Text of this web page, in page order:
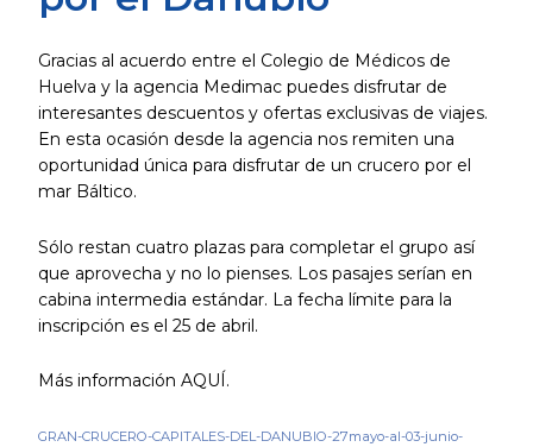
Gracias al acuerdo entre el Colegio de Médicos de
Huelva y la agencia Medimac puedes disfrutar de
interesantes descuentos y ofertas exclusivas de viajes.
En esta ocasión desde la agencia nos remiten una
oportunidad única para disfrutar de un crucero por el
mar Báltico.
Sólo restan cuatro plazas para completar el grupo así
que aprovecha y no lo pienses. Los pasajes serían en
cabina intermedia estándar. La fecha límite para la
inscripción es el 25 de abril.
Más información AQUÍ.
GRAN-CRUCERO-CAPITALES-DEL-DANUBIO-27mayo-al-03-junio-